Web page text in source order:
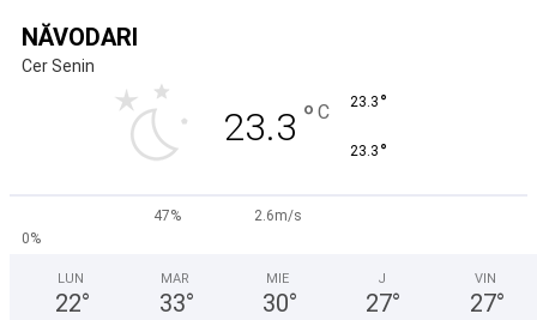
NĂVODARI
Cer Senin
23.3 ° C 23.3 °
23.3 °
47%
2.6m/s
0%
LUN
22°
MAR
33°
MIE
30°
J
27°
VIN
27°